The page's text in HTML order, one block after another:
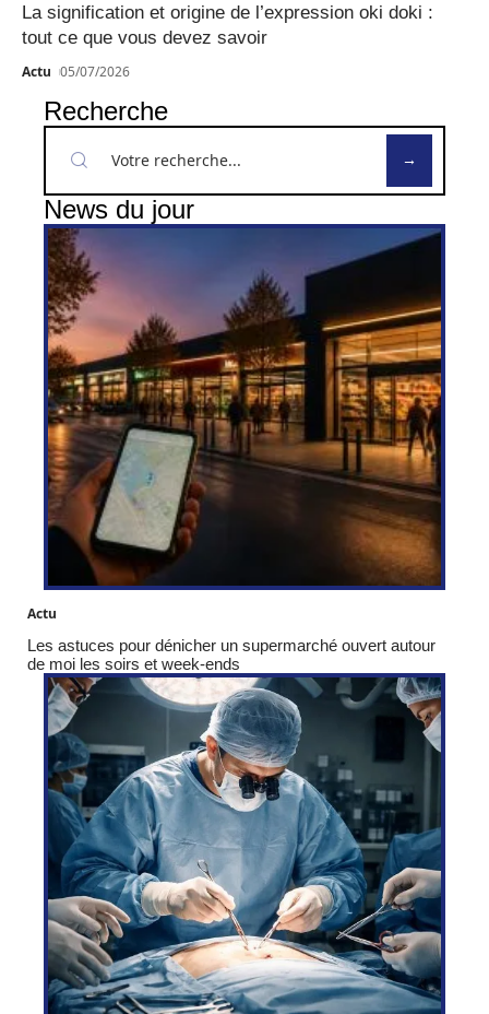
La signification et origine de l’expression oki doki :
tout ce que vous devez savoir
Actu 05/07/2026
Recherche
News du jour
Actu
Les astuces pour dénicher un supermarché ouvert autour
de moi les soirs et week-ends